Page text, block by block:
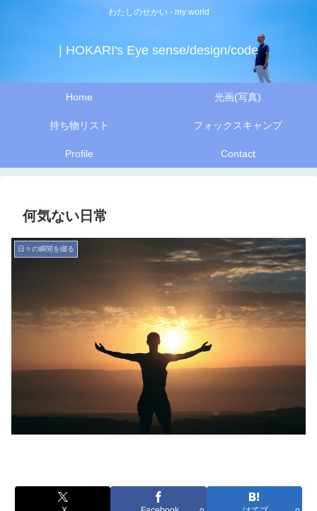
わたしのせかい - my world
| HOKARI's Eye sense/design/code
Home 光画(写真)
持ち物リスト フォックスキャンプ
Profile Contact
何気ない日常
日々の瞬間を綴る